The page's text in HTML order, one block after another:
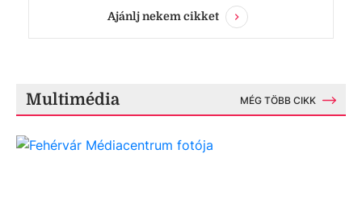
Ajánlj nekem cikket
Multimédia MÉG TÖBB CIKK